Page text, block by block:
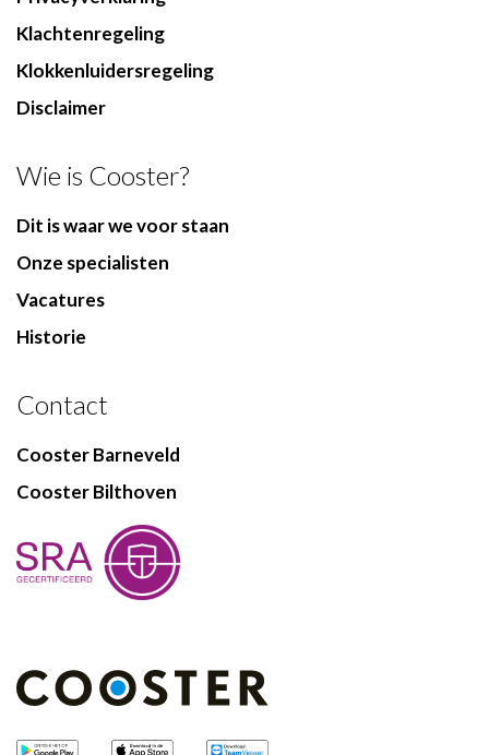
Klachtenregeling
Klokkenluidersregeling
Disclaimer
Wie is Cooster?
Dit is waar we voor staan
Onze specialisten
Vacatures
Historie
Contact
Cooster Barneveld
Cooster Bilthoven